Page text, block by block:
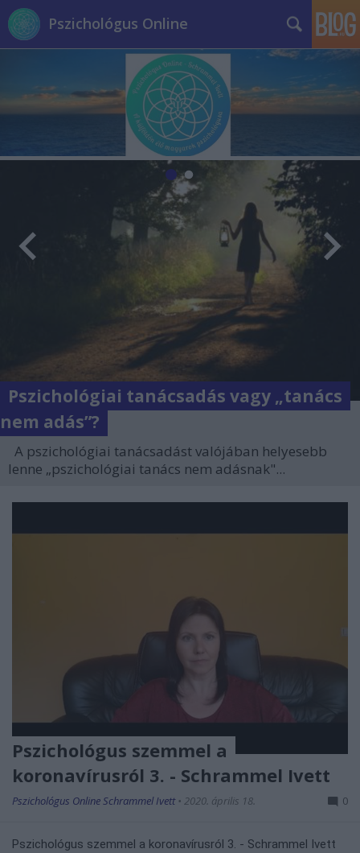
Pszichológus Online
Pszichológiai tanácsadás vagy „tanács
nem adás”?
A pszichológiai tanácsadást valójában helyesebb
lenne „pszichológiai tanács nem adásnak"...
Pszichológus szemmel a
koronavírusról 3. - Schrammel Ivett
Pszichológus Online Schrammel Ivett • 2020. április 18. 0
Pszichológus szemmel a koronavírusról 3. - Schrammel Ivett